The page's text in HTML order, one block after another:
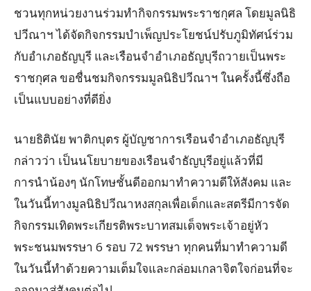
ชวนทุกหน่วยงานร่วมทำกิจกรรมพระราชกุศล โดยมูลนิธิ
ปวีณาฯ ได้จัดกิจกรรมบำเพ็ญประโยชน์ปรับภูมิทัศน์ร่วม
กับอำเภอธัญบุรี และเรือนจำอำเภอธัญบุรีถวายเป็นพระ
ราชกุศล ขอชื่นชมกิจกรรมมูลนิธิปวีณาฯ ในครั้งนี้ซึ่งถือ
เป็นแบบอย่างที่ดียิ่ง
นายธิตินัย พาติกบุตร ผู้บัญชาการเรือนจำอำเภอธัญบุรี
กล่าวว่า เป็นนโยบายของเรือนจำธัญบุรีอยู่แล้วที่มี
การนำน้องๆ นักโทษชั้นดีออกมาทำความดีให้สังคม และ
ในวันนี้ทางมูลนิธิปวีณาหงสกุลเพื่อเด็กและสตรีมีการจัด
กิจกรรมเทิดพระเกียรติพระบาทสมเด็จพระเจ้าอยู่หัว
พระชนมพรรษา 6 รอบ 72 พรรษา ทุกคนที่มาทำความดี
ในวันนี้ทำด้วยความเต็มใจและกล่อมเกลาจิตใจก่อนที่จะ